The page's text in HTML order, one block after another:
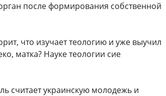
после формирования собственной
что изучает теологию и уже выучил
матка? Науке теологии сие
считает украинскую молодежь и